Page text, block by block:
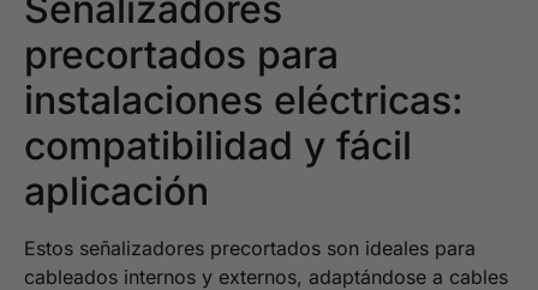
precortados para
instalaciones eléctricas:
compatibilidad y fácil
aplicación
Estos señalizadores precortados son ideales para
cableados internos y externos, adaptándose a cables